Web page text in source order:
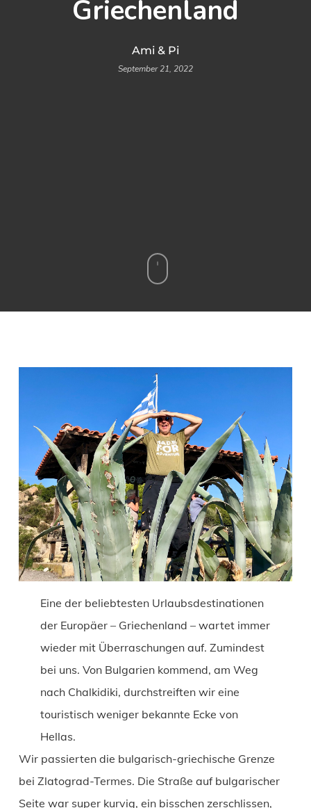
Griechenland
Ami & Pi
September 21, 2022
Eine der beliebtesten Urlaubsdestinationen
der Europäer – Griechenland – wartet immer
wieder mit Überraschungen auf. Zumindest
bei uns. Von Bulgarien kommend, am Weg
nach Chalkidiki, durchstreiften wir eine
touristisch weniger bekannte Ecke von
Hellas.
Wir passierten die bulgarisch-griechische Grenze
bei Zlatograd-Termes. Die Straße auf bulgarischer
Seite war super kurvig, ein bisschen zerschlissen,